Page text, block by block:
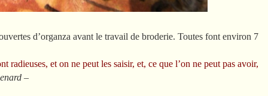
d’organza avant le travail de broderie. Toutes font environ 7
radieuses, et on ne peut les saisir, et, ce que l’on ne peut pas avoir,
–